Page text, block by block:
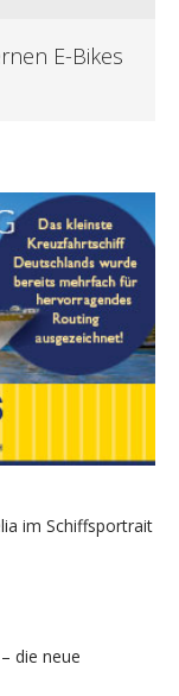
E-Bikes
im Schiffsportrait
die neue